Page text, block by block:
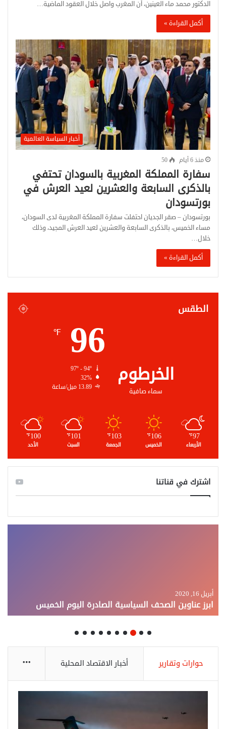
الدكتور محمد ماء العينين، أن المغرب واصل خلال العقود الماضية…
أكمل القراءة »
أخبار السياسة العالمية
منذ 6 أيام 50
سفارة المملكة المغربية بالسودان تحتفي
بالذكرى السابعة والعشرين لعيد العرش في
بورتسودان
بورتسودان – صقر الجديان احتفلت سفارة المملكة المغربية لدى السودان،
مساء الخميس، بالذكرى السابعة والعشرين لعيد العرش المجيد، وذلك
خلال…
أكمل القراءة »
الطقس
الخرطوم
سماء صافية
96
℉
32%
13.89 ميل/ساعة
97
℉
الأربعاء
106
℉
الخميس
103
℉
الجمعة
101
℉
السبت
100
℉
الأحد
اشترك في قناتنا
أبريل 16, 2020
ابرز عناوين الصحف السياسية الصادرة اليوم الخميس
حوارات وتقارير أخبار الاقتصاد المحلية More